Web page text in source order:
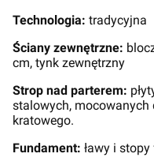
Technologia: tradycyjna
Ściany zewnętrzne:
cm, tynk zewnętrzny
Strop nad parterem:
stalowych, mocowanych
kratowego.
Fundament: ławy i